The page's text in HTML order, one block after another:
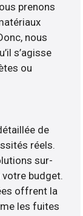
prenons
nous
s’agisse
ou
de
réels.
sur-
budget.
offrent la
les fuites